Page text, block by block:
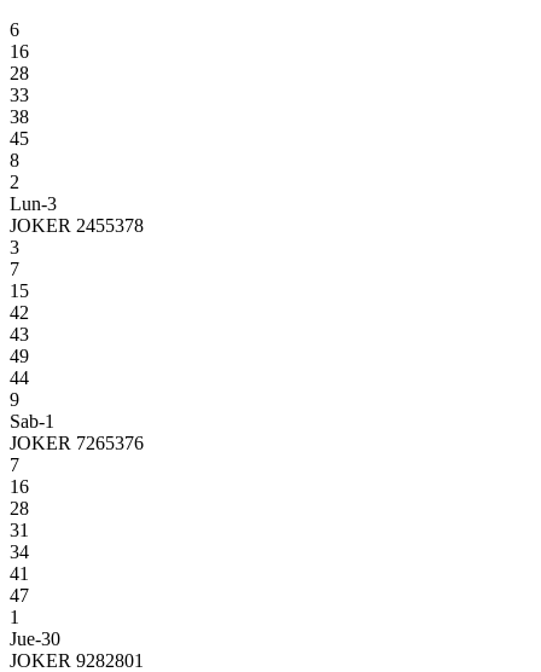
6
16
28
33
38
45
8
2
Lun-3
JOKER 2455378
3
7
15
42
43
49
44
9
Sab-1
JOKER 7265376
7
16
28
31
34
41
47
1
Jue-30
JOKER 9282801